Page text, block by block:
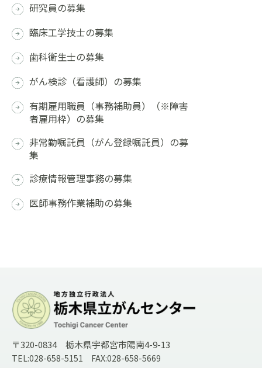
研究員の募集
臨床工学技士の募集
歯科衛生士の募集
がん検診（看護師）の募集
有期雇用職員（事務補助員）（※障害
者雇用枠）の募集
非常勤嘱託員（がん登録嘱託員）の募
集
診療情報管理事務の募集
医師事務作業補助の募集
〒320-0834 栃木県宇都宮市陽南4-9-13
TEL:028-658-5151 FAX:028-658-5669